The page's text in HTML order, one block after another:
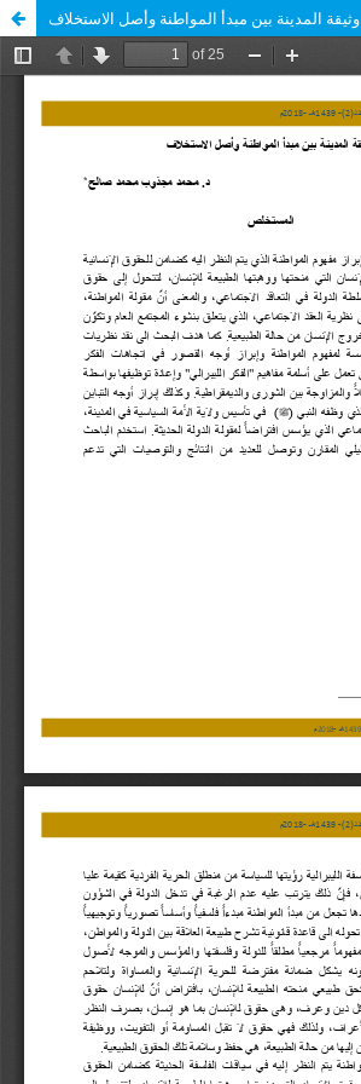
وثيقة المدينة بين مبدأ المواطنة وأصل الاستخلاف